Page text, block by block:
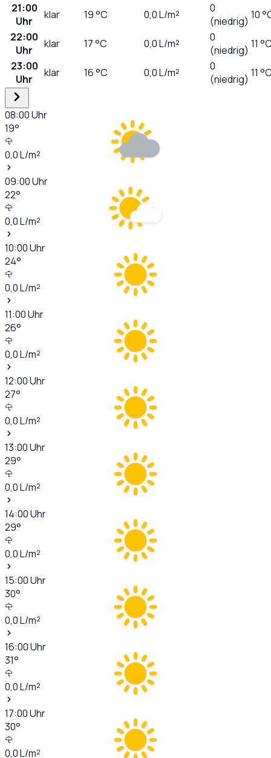
21:00
Uhr
klar 19°C 0,0L/m²
0
(niedrig) 10
22:00
Uhr
klar 17°C 0,0L/m²
0
(niedrig) 11
23:00
Uhr
klar 16°C 0,0L/m²
0
(niedrig) 11
08:00Uhr
19°
0,0L/m²
09:00Uhr
22°
0,0L/m²
10:00Uhr
24°
0,0L/m²
11:00Uhr
26°
0,0L/m²
12:00Uhr
27°
0,0L/m²
13:00Uhr
29°
0,0L/m²
14:00Uhr
29°
0,0L/m²
15:00Uhr
30°
0,0L/m²
16:00Uhr
31°
0,0L/m²
17:00Uhr
30°
0,0L/m²